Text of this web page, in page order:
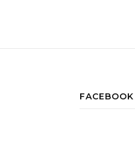
FACEBOOK